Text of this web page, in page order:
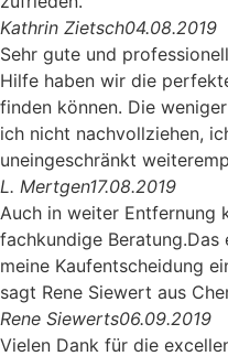
Kathrin Zietsch04.08.2019
Sehr gute und
Hilfe haben wir die
finden können. Die
ich nicht nachvollziehen,
uneingeschränkt
L. Mertgen17.08.2019
Auch in weiter Entfernung
fachkundige
meine Kaufentscheidung
sagt Rene Siewert aus
Rene Siewerts06.09.2019
Vielen Dank für die